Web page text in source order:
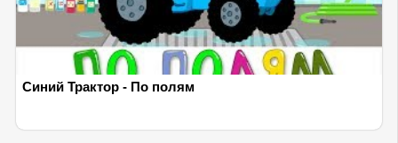
Синий Трактор - По полям